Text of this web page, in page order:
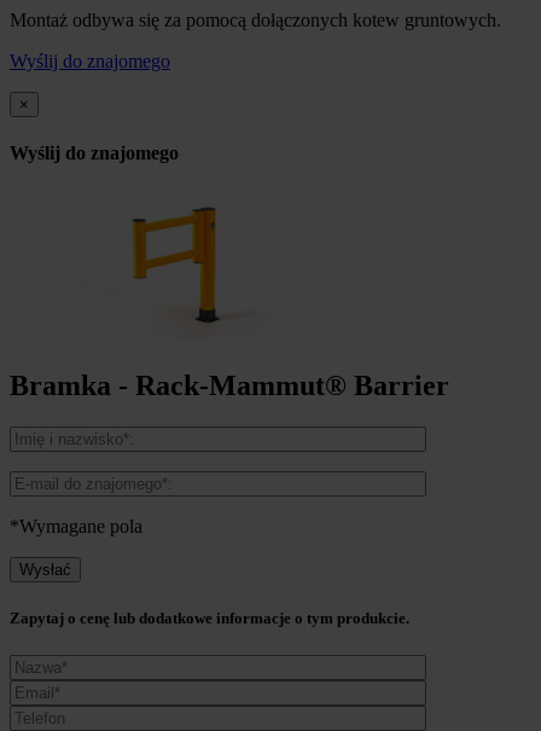
Montaż odbywa się za pomocą dołączonych kotew gruntowych.
Wyślij do znajomego
×
Wyślij do znajomego
Bramka - Rack-Mammut® Barrier
*Wymagane pola
Zapytaj o cenę lub dodatkowe informacje o tym produkcie.